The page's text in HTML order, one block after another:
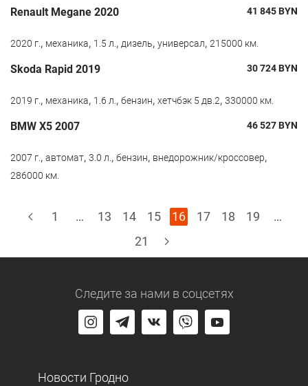
Renault Megane 2020 41 845BYN
2020 г., механика, 1.5 л., дизель, универсал, 215000 км.
Skoda Rapid 2019 30 724BYN
2019 г., механика, 1.6 л., бензин, хетчбэк 5 дв.2, 330000 км.
BMW X5 2007 46 527BYN
2007 г., автомат, 3.0 л., бензин, внедорожник/кроссовер,
286000 км.
1 … 13 14 15 16 17 18 19
…
21
Следите за нами в соцсетях
Новости Гродно